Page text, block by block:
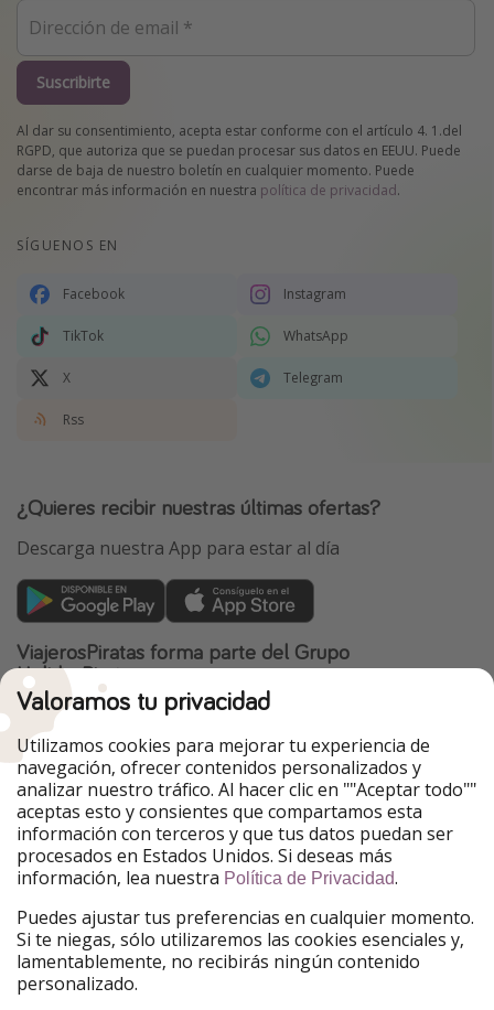
Suscribirte
Al dar su consentimiento, acepta estar conforme con el artículo 4. 1.del
RGPD, que autoriza que se puedan procesar sus datos en EEUU. Puede
darse de baja de nuestro boletín en cualquier momento. Puede
encontrar más información en nuestra política de privacidad.
SÍGUENOS EN
Facebook Instagram
TikTok WhatsApp
X Telegram
Rss
¿Quieres recibir nuestras últimas ofertas?
Descarga nuestra App para estar al día
ViajerosPiratas forma parte del Grupo
HolidayPirates
Nuestros mercados
PiratinViaggio
HolidayPirates
VakantiePiraten
WakacyjniPiraci
VoyagesPirates
Ferienpiraten
Urlaubspiraten
Urlaubspiraten
TravelPirates
Nuestro grupo
HolidayPirates Group
Conócenos mejor
Sobre ViajerosPiratas
Información legal
Valoramos tu privacidad
Utilizamos cookies para mejorar tu experiencia de
navegación, ofrecer contenidos personalizados y
analizar nuestro tráfico. Al hacer clic en ""Aceptar todo""
aceptas esto y consientes que compartamos esta
información con terceros y que tus datos puedan ser
procesados en Estados Unidos. Si deseas más
información, lea nuestra Política de Privacidad.
Puedes ajustar tus preferencias en cualquier momento.
Si te niegas, sólo utilizaremos las cookies esenciales y,
lamentablemente, no recibirás ningún contenido
personalizado.